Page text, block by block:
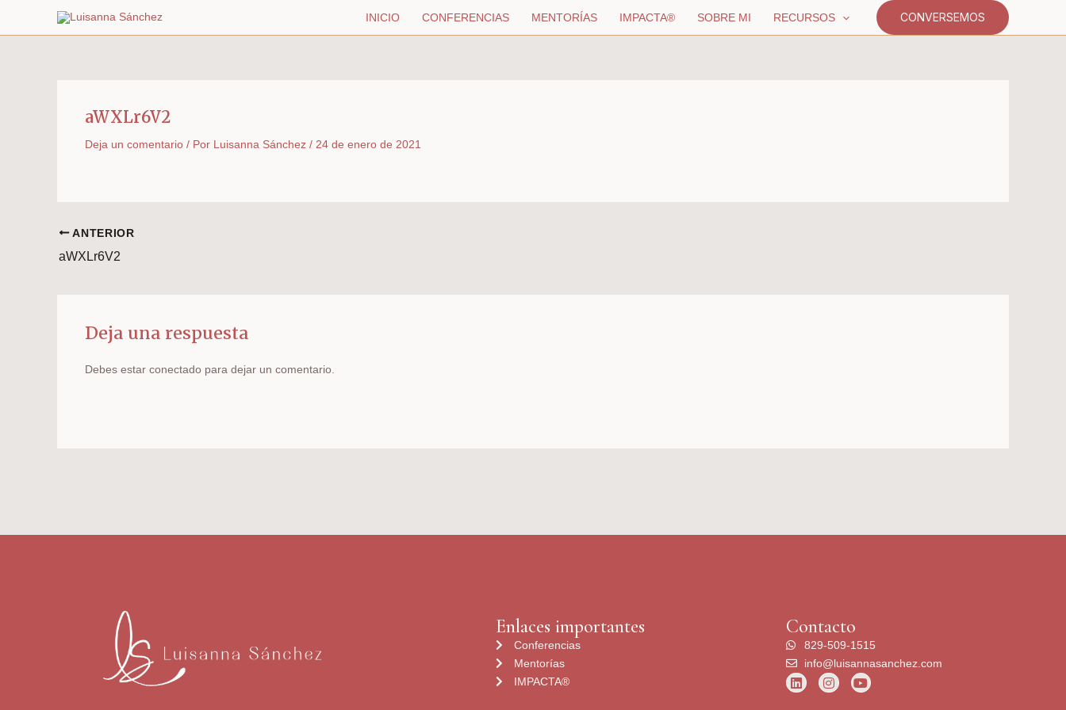
INICIO CONFERENCIAS MENTORÍAS IMPACTA® SOBRE MI RECURSOS CONVERSEMOS
aWXLr6V2
Deja un comentario / Por Luisanna Sánchez / 24 de enero de 2021
ANTERIOR
aWXLr6V2
Deja una respuesta
Debes estar conectado para dejar un comentario.
Enlaces importantes
Conferencias
Mentorías
IMPACTA®
Contacto
829-509-1515
info@luisannasanchez.com
L
i
I
n
Y
o